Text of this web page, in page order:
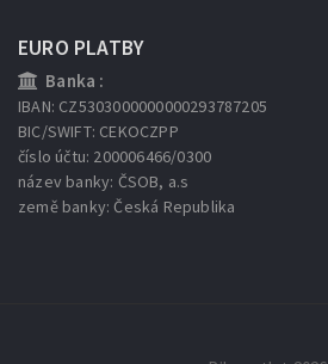
EURO PLATBY
Banka :
IBAN: CZ5303000000000293787205
BIC/SWIFT: CEKOCZPP
číslo účtu: 200006466/0300
název banky: ČSOB, a.s
země banky: Česká Republika